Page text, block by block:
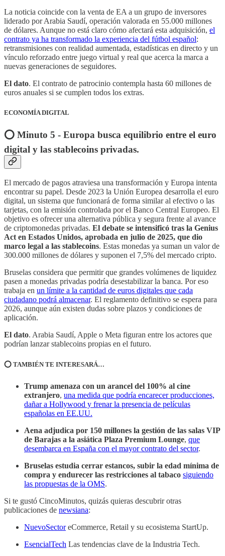
La noticia coincide con la venta de EA a un grupo de inversores
liderado por Arabia Saudí, operación valorada en 55.000 millones
de dólares. Aunque no está claro cómo afectará esta adquisición, el
contrato ya ha transformado la experiencia del fútbol español:
retransmisiones con realidad aumentada, estadísticas en directo y un
vínculo reforzado entre juego virtual y real que acerca la marca a
nuevas generaciones de seguidores.
El dato. El contrato de patrocinio contempla hasta 60 millones de
euros anuales si se cumplen todos los extras.
ECONOMÍA DIGITAL
⭕️ Minuto 5 - Europa busca equilibrio entre el euro
digital y las stablecoins privadas.
El mercado de pagos atraviesa una transformación y Europa intenta
encontrar su papel. Desde 2023 la Unión Europea desarrolla el euro
digital, un sistema que funcionará de forma similar al efectivo o las
tarjetas, con la emisión controlada por el Banco Central Europeo. El
objetivo es ofrecer una alternativa pública y segura frente al avance
de criptomonedas privadas. El debate se intensificó tras la Genius
Act en Estados Unidos, aprobada en julio de 2025, que dio
marco legal a las stablecoins. Estas monedas ya suman un valor de
300.000 millones de dólares y suponen el 7,5% del mercado cripto.
Bruselas considera que permitir que grandes volúmenes de liquidez
pasen a monedas privadas podría desestabilizar la banca. Por eso
trabaja en un límite a la cantidad de euros digitales que cada
ciudadano podrá almacenar. El reglamento definitivo se espera para
2026, aunque aún existen dudas sobre plazos y condiciones de
aplicación.
El dato. Arabia Saudí, Apple o Meta figuran entre los actores que
podrían lanzar stablecoins propias en el futuro.
⭕️ TAMBIÉN TE INTERESARÁ…
Trump amenaza con un arancel del 100% al cine
extranjero, una medida que podría encarecer producciones,
dañar a Hollywood y frenar la presencia de películas
españolas en EE.UU.
Aena adjudica por 150 millones la gestión de las salas VIP
de Barajas a la asiática Plaza Premium Lounge, que
desembarca en España con el mayor contrato del sector.
Bruselas estudia cerrar estancos, subir la edad mínima de
compra y endurecer las restricciones al tabaco siguiendo
las propuestas de la OMS.
Si te gustó CincoMinutos, quizás quieras descubrir otras
publicaciones de newsiana:
NuevoSectoreCommerce, Retail y su ecosistema StartUp.
EsencialTech Las tendencias clave de la Industria Tech.